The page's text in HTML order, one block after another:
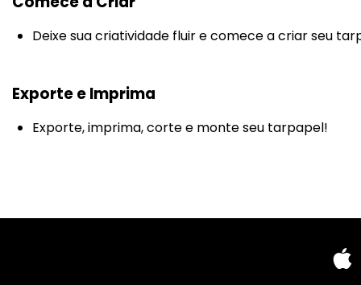
Deixe sua criatividade fluir e comece a criar seu
Exporte e Imprima
Exporte, imprima, corte e monte seu tarpapel!